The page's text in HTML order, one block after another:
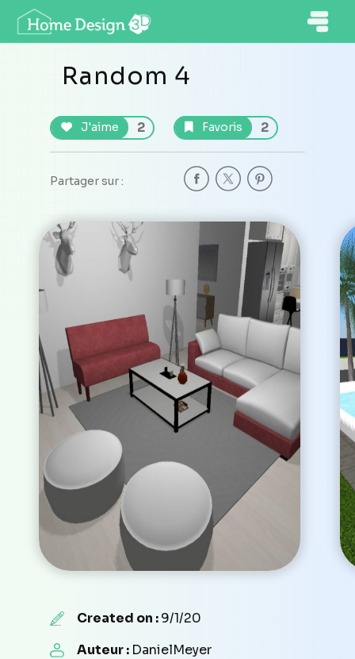
Random 4
J'aime 2 Favoris 2
Partager sur :
Created on :9/1/20
Auteur : DanielMeyer